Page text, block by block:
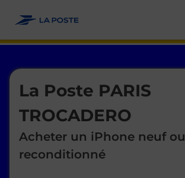
La Poste PARIS
TROCADERO
Acheter un iPhone neuf ou
reconditionné
Le lien s'ouvre dans un nouvel onglet